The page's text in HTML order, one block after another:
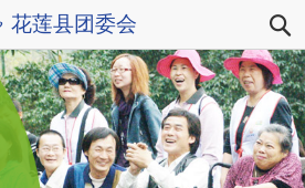
花莲县团委会